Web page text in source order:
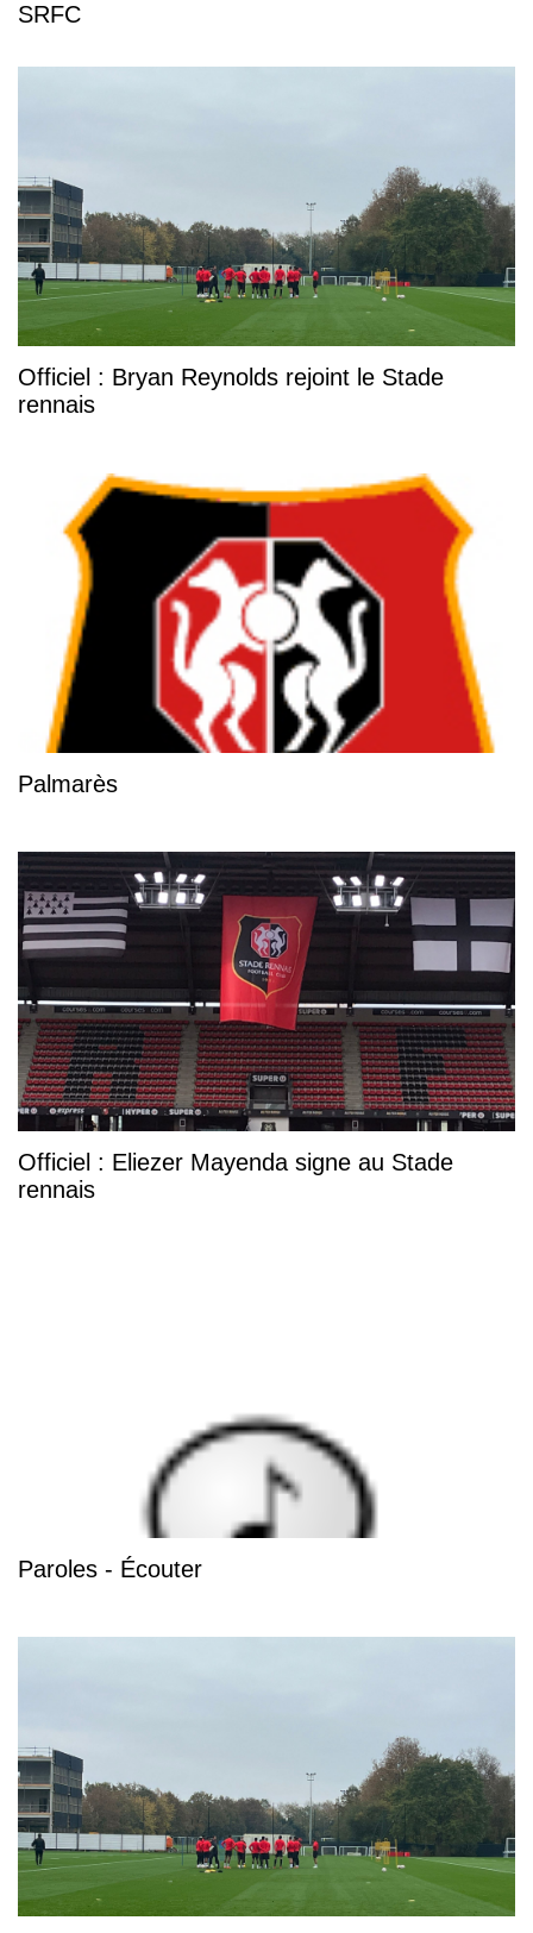
SRFC
Officiel : Bryan Reynolds rejoint le Stade
rennais
Palmarès
Officiel : Eliezer Mayenda signe au Stade
rennais
Paroles - Écouter